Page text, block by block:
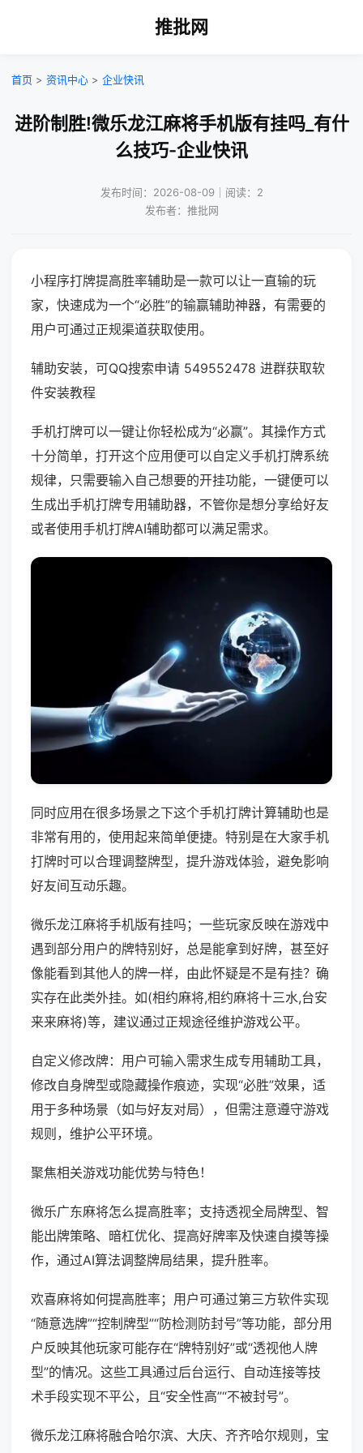
推批网
首页 > 资讯中心 > 企业快讯
进阶制胜!微乐龙江麻将手机版有挂吗_有什
么技巧-企业快讯
发布时间：2026-08-09｜阅读：2
发布者：推批网
小程序打牌提高胜率辅助是一款可以让一直输的玩
家，快速成为一个“必胜”的输赢辅助神器，有需要的
用户可通过正规渠道获取使用。
辅助安装，可QQ搜索申请 549552478 进群获取软
件安装教程
手机打牌可以一键让你轻松成为“必赢”。其操作方式
十分简单，打开这个应用便可以自定义手机打牌系统
规律，只需要输入自己想要的开挂功能，一键便可以
生成出手机打牌专用辅助器，不管你是想分享给好友
或者使用手机打牌AI辅助都可以满足需求。
同时应用在很多场景之下这个手机打牌计算辅助也是
非常有用的，使用起来简单便捷。特别是在大家手机
打牌时可以合理调整牌型，提升游戏体验，避免影响
好友间互动乐趣。
微乐龙江麻将手机版有挂吗；一些玩家反映在游戏中
遇到部分用户的牌特别好，总是能拿到好牌，甚至好
像能看到其他人的牌一样，由此怀疑是不是有挂？确
实存在此类外挂。如(相约麻将,相约麻将十三水,台安
来来麻将)等，建议通过正规途径维护游戏公平。
自定义修改牌：用户可输入需求生成专用辅助工具，
修改自身牌型或隐藏操作痕迹，实现“必胜”效果，适
用于多种场景（如与好友对局），但需注意遵守游戏
规则，维护公平环境。
聚焦相关游戏功能优势与特色！
微乐广东麻将怎么提高胜率；支持透视全局牌型、智
能出牌策略、暗杠优化、提高好牌率及快速自摸等操
作，通过AI算法调整牌局结果，提升胜率。
欢喜麻将如何提高胜率；用户可通过第三方软件实现
“随意选牌”“控制牌型”“防检测防封号”等功能，部分用
户反映其他玩家可能存在“牌特别好”或“透视他人牌
型”的情况。这些工具通过后台运行、自动连接等技
术手段实现不平公，且“安全性高”“不被封号”。
微乐龙江麻将融合哈尔滨、大庆、齐齐哈尔规则，宝